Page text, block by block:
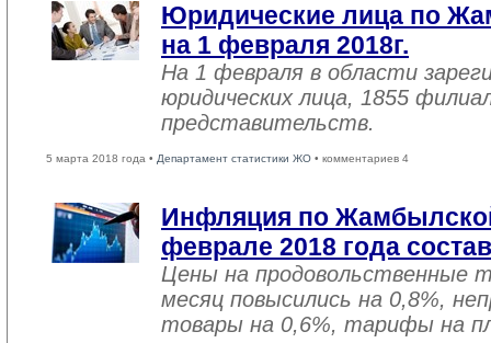
Юридические лица по
на 1 февраля 2018г.
На 1 февраля в области
юридических лица, 1855
представительств.
5 марта 2018 года • Департамент статистики ЖО • комментариев 4
Инфляция по
феврале 2018 года
Цены на продовольственные
месяц повысились на 0,8%,
товары на 0,6%, тарифы на